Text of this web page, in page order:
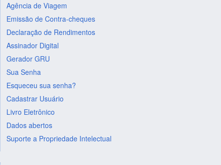
Agência de Viagem
Emissão de Contra-cheques
Declaração de Rendimentos
Assinador Digital
Gerador GRU
Sua Senha
Esqueceu sua senha?
Cadastrar Usuário
Livro Eletrônico
Dados abertos
Suporte a Propriedade Intelectual